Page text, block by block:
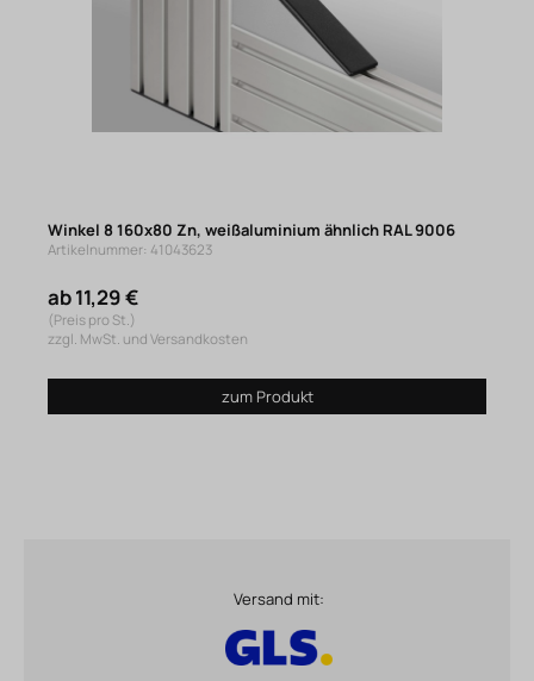
Winkel 8 160x80 Zn, weißaluminium ähnlich RAL 9006
Artikelnummer: 41043623
ab 11,29 €
(Preis pro St.)
zzgl. MwSt. und Versandkosten
zum Produkt
Versand mit: